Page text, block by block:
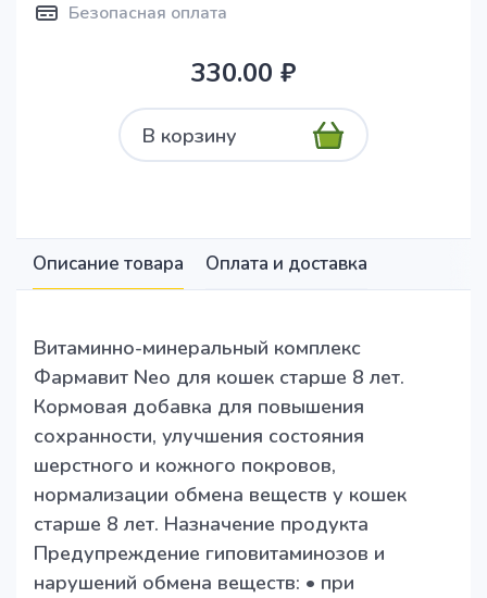
Безопасная оплата
330.00 ₽
В корзину
Описание товара Оплата и доставка
Витаминно-минеральный комплекс
Фармавит Neо для кошек старше 8 лет.
Кормовая добавка для повышения
сохранности, улучшения состояния
шерстного и кожного покровов,
нормализации обмена веществ у кошек
старше 8 лет. Назначение продукта
Предупреждение гиповитаминозов и
нарушений обмена веществ: • при